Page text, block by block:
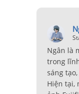
Ngân là
trong
sáng
Hiện tại,